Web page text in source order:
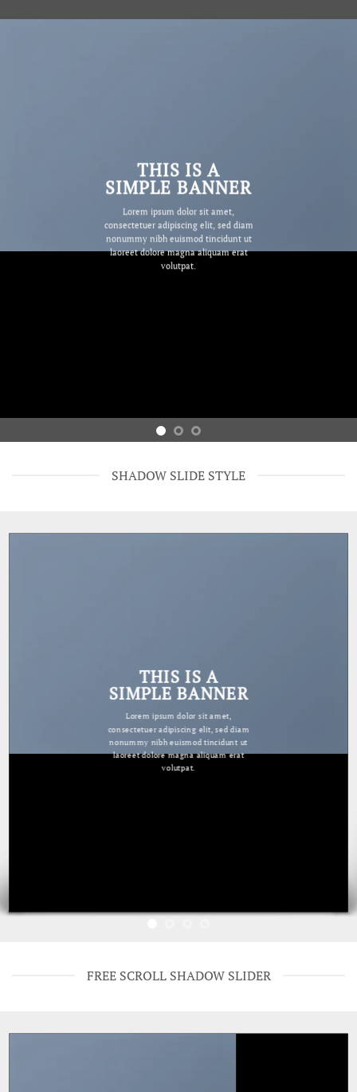
THIS IS A
SIMPLE BANNER
Lorem ipsum dolor sit amet,
consectetuer adipiscing elit, sed diam
nonummy nibh euismod tincidunt ut
laoreet dolore magna aliquam erat
volutpat.
SHADOW SLIDE STYLE
THIS IS A
SIMPLE BANNER
Lorem ipsum dolor sit amet,
consectetuer adipiscing elit, sed diam
nonummy nibh euismod tincidunt ut
laoreet dolore magna aliquam erat
volutpat.
FREE SCROLL SHADOW SLIDER